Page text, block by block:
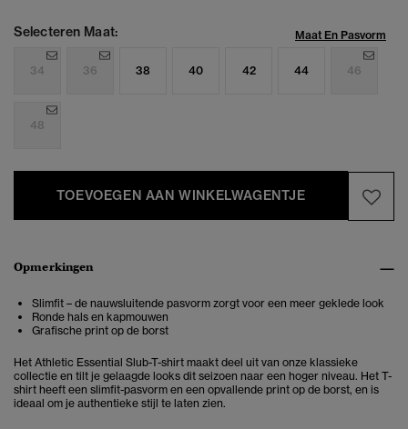
Selecteren Maat: Maat En Pasvorm
34 36 38 40 42 44 46
48
TOEVOEGEN AAN WINKELWAGENTJE
Opmerkingen
Slimfit – de nauwsluitende pasvorm zorgt voor een meer geklede look
Ronde hals en kapmouwen
Grafische print op de borst
Het Athletic Essential Slub-T-shirt maakt deel uit van onze klassieke
collectie en tilt je gelaagde looks dit seizoen naar een hoger niveau. Het T-
shirt heeft een slimfit-pasvorm en een opvallende print op de borst, en is
ideaal om je authentieke stijl te laten zien.